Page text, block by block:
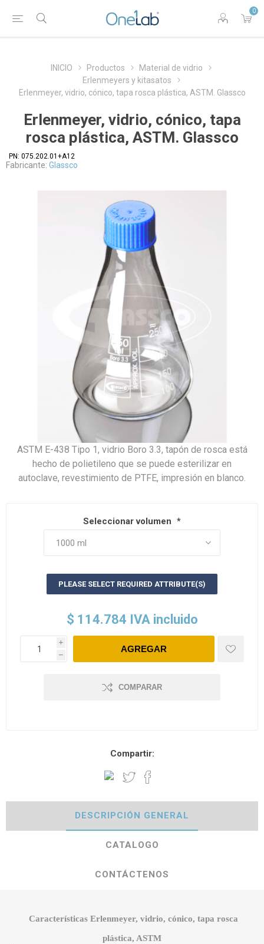
0
INICIO Productos
Material de vidrio
Erlenmeyers y kitasatos
Erlenmeyer, vidrio, cónico, tapa rosca plástica, ASTM. Glassco
Erlenmeyer, vidrio, cónico, tapa
rosca plástica, ASTM. Glassco
PN: 075.202.01+A12
Fabricante: Glassco
ASTM E-438 Tipo 1, vidrio Boro 3.3, tapón de rosca está
hecho de polietileno que se puede esterilizar en
autoclave, revestimiento de PTFE, impresión en blanco.
Seleccionar volumen *
PLEASE SELECT REQUIRED ATTRIBUTE(S)
$ 114.784 IVA incluido
i
h
COMPARAR
Compartir:
DESCRIPCIÓN GENERAL
CATALOGO
CONTÁCTENOS
Características Erlenmeyer, vidrio, cónico, tapa rosca
plástica, ASTM